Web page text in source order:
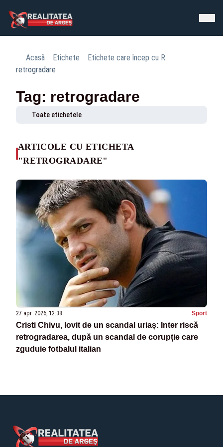
Acasă Etichete
Etichete care încep cu R
retrogradare
Tag: retrogradare
Toate etichetele
ARTICOLE CU ETICHETA
"RETROGRADARE"
27 apr. 2026, 12:38 Sport
Cristi Chivu, lovit de un scandal uriaș: Inter riscă
retrogradarea, după un scandal de corupție care
zguduie fotbalul italian